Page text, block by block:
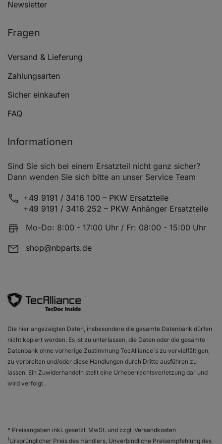
OPEL ASTRA F Cabriolet (T92)
OPEL ASTRA F Cabriolet (T92)
OPEL ASTRA F Cabriolet (T92) 1.4 i 16V
OPEL ASTRA F Cabriolet (T92) 1.6 i
OPEL ASTRA F Caravan (T92) 1.7 TDS
OPEL ASTRA F Caravan (T92) 1.7 TDS
OPEL ASTRA F Caravan (T92)
Newsletter
Fragen
Versand & Lieferung
Zahlungsarten
Sicher einkaufen
FAQ
Informationen
Sind Sie sich bei einem Ersatzteil nicht ganz sicher?
Dann wenden Sie sich bitte an unser Service Team
+49 9191 / 3416 100 – PKW Ersatzteile
+49 9191 / 3416 252 – PKW Anhänger Ersatzteile
Mo-Do: 8:00 - 17:00 Uhr / Fr: 08:00 - 15:00 Uhr
shop@nbparts.de
Die hier angezeigten Daten, insbesondere die gesamte Datenbank dürfen
nicht kopiert werden. Es ist zu unterlassen, die Daten oder die gesamte
Datenbank ohne vorherige Zustimmung TecAlliance's zu vervielfältigen,
zu verbreiten und/oder diese Handlungen durch Dritte ausführen zu
lassen. Ein Zuwiderhandeln stellt eine Urheberrechtsverletzung dar und
wird verfolgt.
* Preisangaben inkl. gesetzl. MwSt. und zzgl. Versandkosten
1Ursprünglicher Preis des Händlers, Unverbindliche Preisempfehlung des